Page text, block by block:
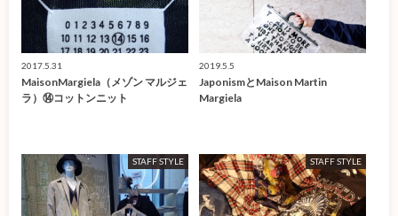
2017.5.31
MaisonMargiela（メゾン マルジェ
ラ）⑭コットンニット
2019.5.5
JaponismとMaison Martin
Margiela
STAFF STYLE STAFF STYLE